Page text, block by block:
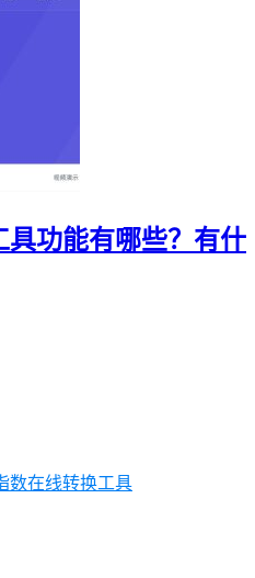
具功能有哪些？有什
数在线转换工具